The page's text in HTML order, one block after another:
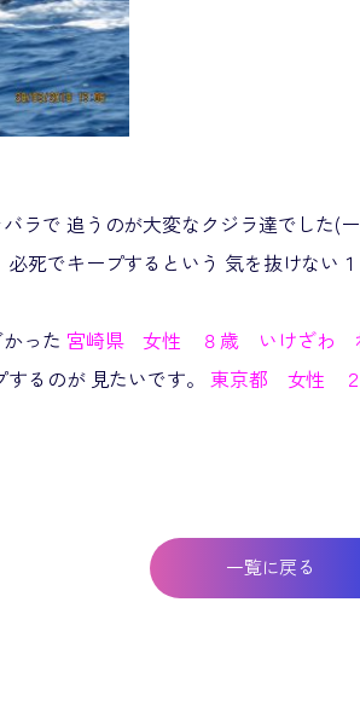
ラで 追うのが大変なクジラ達でした(
死でキープするという 気を抜けない
った 宮崎県 女性 ８歳 いけざわ
るのが 見たいです。 東京都 女性
一覧に戻る